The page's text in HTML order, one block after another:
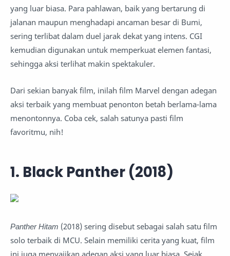
yang luar biasa. Para pahlawan, baik yang bertarung di
jalanan maupun menghadapi ancaman besar di Bumi,
sering terlibat dalam duel jarak dekat yang intens. CGI
kemudian digunakan untuk memperkuat elemen fantasi,
sehingga aksi terlihat makin spektakuler.
Dari sekian banyak film, inilah film Marvel dengan adegan
aksi terbaik yang membuat penonton betah berlama-lama
menontonnya. Coba cek, salah satunya pasti film
favoritmu, nih!
1. Black Panther (2018)
Panther Hitam (2018) sering disebut sebagai salah satu film
solo terbaik di MCU. Selain memiliki cerita yang kuat, film
ini juga menyajikan adegan aksi yang luar biasa. Sejak